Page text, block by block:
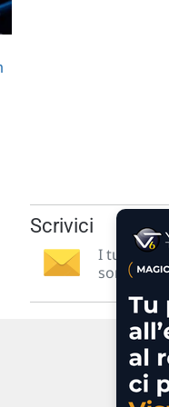
Scrivici
I tuoi
sono